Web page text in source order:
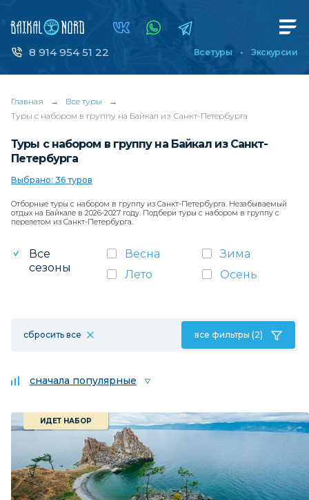
8 914 954 51 22 Все туры Экскурсии
Главная → Все туры
→
Туры с набором в группу на Байкал из Санкт-Петербурга
Туры с набором в группу на Байкал из Санкт-
Петербурга
Выбрано: 36 туров
Отборные туры с набором в группу из Санкт-Петербурга. Незабываемый
отдых на Байкале в 2026-2027 году. Подбери туры с набором в группу с
перелетом из Санкт-Петербурга.
Все
сезоны
Весна
Зима
Лето
Осень
сбросить все все фильтры (2)
сначала популярные
ИДЕТ НАБОР